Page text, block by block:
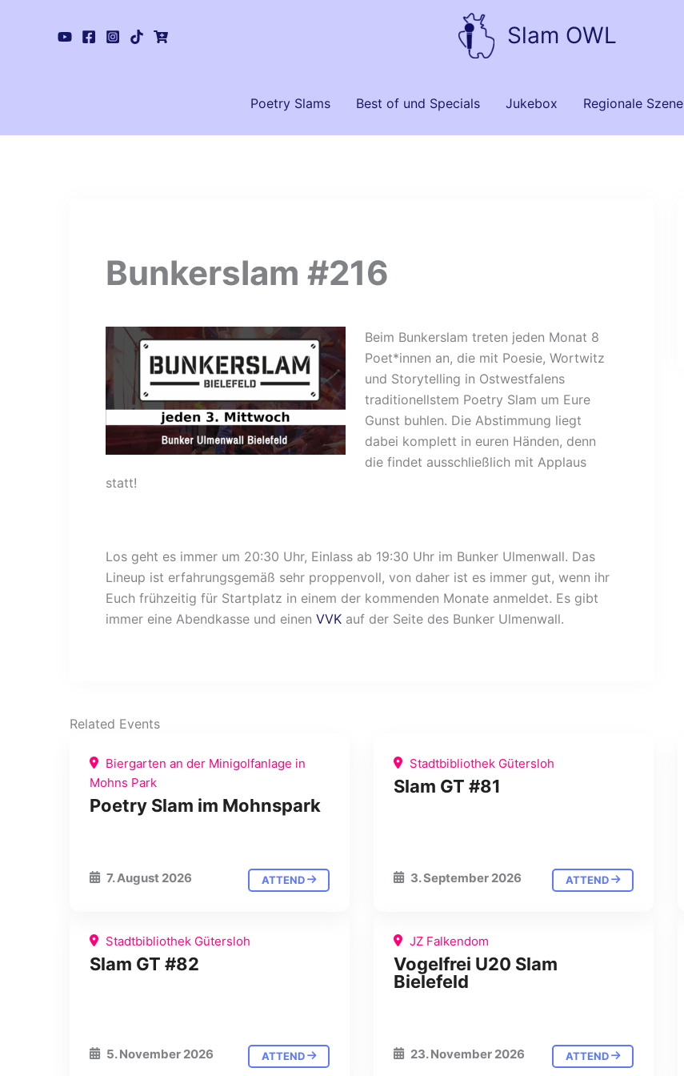
Slam OWL
Poetry Slams Best of und Specials Jukebox Regionale Szene
Bunkerslam #216
Beim Bunkerslam treten jeden Monat 8
Poet*innen an, die mit Poesie, Wortwitz
und Storytelling in Ostwestfalens
traditionellstem Poetry Slam um Eure
Gunst buhlen. Die Abstimmung liegt
dabei komplett in euren Händen, denn
die findet ausschließlich mit Applaus
statt!
Los geht es immer um 20:30 Uhr, Einlass ab 19:30 Uhr im Bunker Ulmenwall. Das
Lineup ist erfahrungsgemäß sehr proppenvoll, von daher ist es immer gut, wenn ihr
Euch frühzeitig für Startplatz in einem der kommenden Monate anmeldet. Es gibt
immer eine Abendkasse und einen VVK auf der Seite des Bunker Ulmenwall.
Related Events
Biergarten an der Minigolfanlage in
Mohns Park
Poetry Slam im Mohnspark
7. August 2026 ATTEND
Stadtbibliothek Gütersloh
Slam GT #81
3. September 2026 ATTEND
Stadtbibliothek Gütersloh
Slam GT #82
5. November 2026 ATTEND
JZ Falkendom
Vogelfrei U20 Slam
Bielefeld
23. November 2026 ATTEND